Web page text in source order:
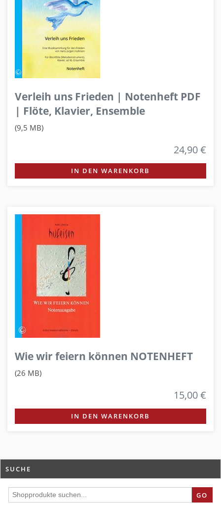
Verleih uns Frieden | Notenheft PDF
| Flöte, Klavier, Ensemble
(9,5 MB)
24,90 €
IN DEN WARENKORB
Wie wir feiern können NOTENHEFT
(26 MB)
15,00 €
IN DEN WARENKORB
SUCHE
GO